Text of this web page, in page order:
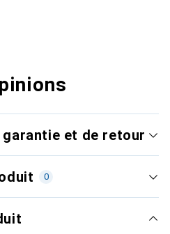
garantie et de retour
0